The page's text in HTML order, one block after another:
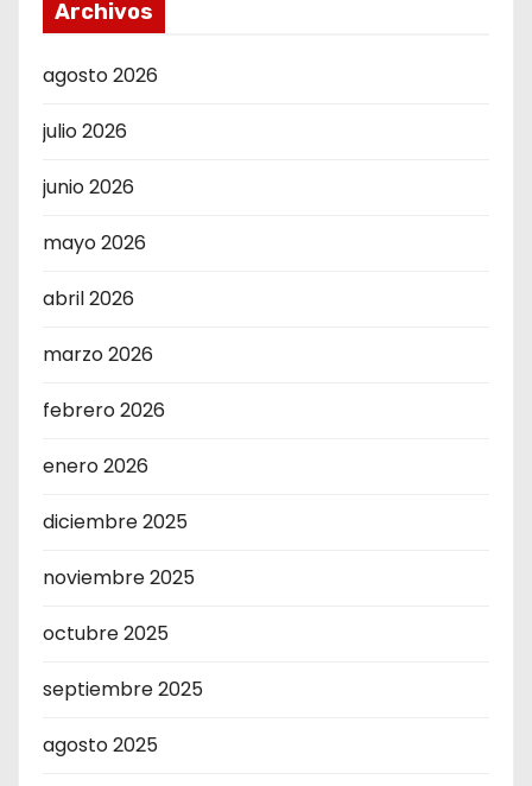
Archivos
agosto 2026
julio 2026
junio 2026
mayo 2026
abril 2026
marzo 2026
febrero 2026
enero 2026
diciembre 2025
noviembre 2025
octubre 2025
septiembre 2025
agosto 2025